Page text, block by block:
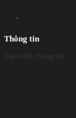
Thông tin
Theo dõi chúng tôi